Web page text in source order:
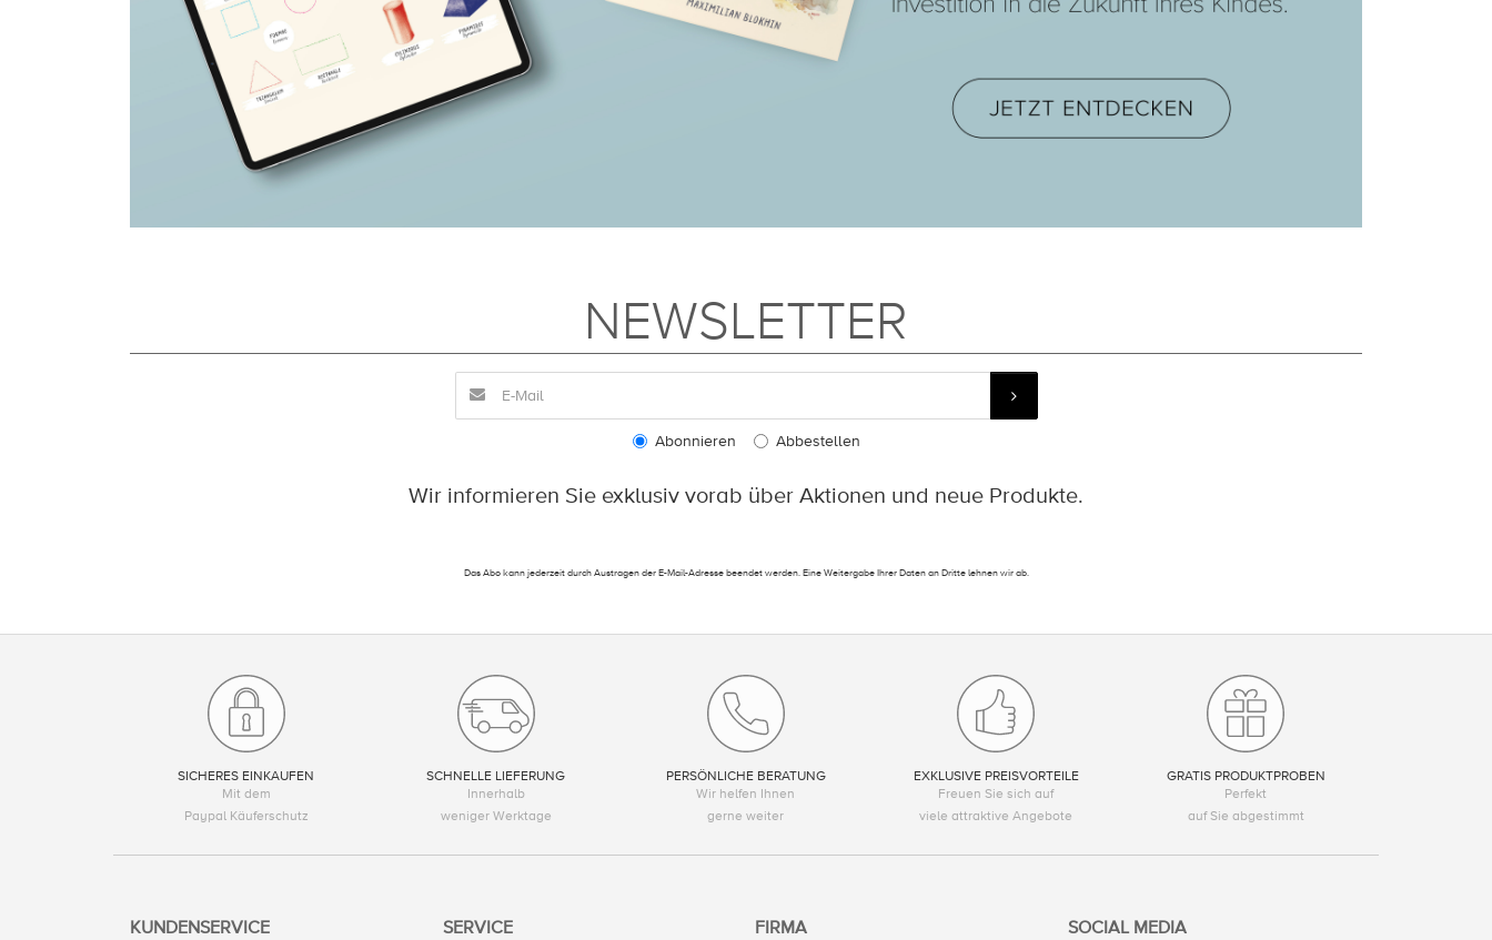
NEWSLETTER
Abonnieren Abbestellen
Wir informieren Sie exklusiv vorab über Aktionen und neue Produkte.
Das Abo kann jederzeit durch Austragen der E-Mail-Adresse beendet werden. Eine Weitergabe Ihrer Daten an Dritte lehnen wir ab.
SICHERES EINKAUFEN
Mit dem
Paypal Käuferschutz
SCHNELLE LIEFERUNG
Innerhalb
weniger Werktage
PERSÖNLICHE BERATUNG
Wir helfen Ihnen
gerne weiter
EXKLUSIVE PREISVORTEILE
Freuen Sie sich auf
viele attraktive Angebote
GRATIS PRODUKTPROBEN
Perfekt
auf Sie abgestimmt
KUNDENSERVICE SERVICE FIRMA SOCIAL MEDIA